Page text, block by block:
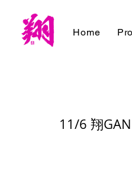
Home
11/6 翔